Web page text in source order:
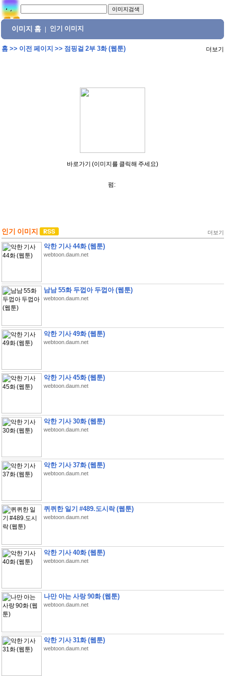
이미지 홈 인기 이미지
홈>> 이전 페이지 >> 점핑걸 2부 3화 (웹툰) 더보기
바로가기 (이미지를 클릭해 주세요)
펌:
인기 이미지 더보기
악한 기사 44화 (웹툰)
webtoon.daum.net
남남 55화 두껍아 두껍아 (웹툰)
webtoon.daum.net
악한 기사 49화 (웹툰)
webtoon.daum.net
악한 기사 45화 (웹툰)
webtoon.daum.net
악한 기사 30화 (웹툰)
webtoon.daum.net
악한 기사 37화 (웹툰)
webtoon.daum.net
퀴퀴한 일기 #489.도시락 (웹툰)
webtoon.daum.net
악한 기사 40화 (웹툰)
webtoon.daum.net
나만 아는 사랑 90화 (웹툰)
webtoon.daum.net
악한 기사 31화 (웹툰)
webtoon.daum.net